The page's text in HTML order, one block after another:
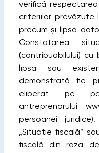
verifică
criteriilor prevăzute
precum și lipsa
Constatarea
(contribuabilului)
lipsa sau
demonstrată fie
eliberat pe
antreprenorului
persoanei
„Situație fiscală”
fiscală din raza